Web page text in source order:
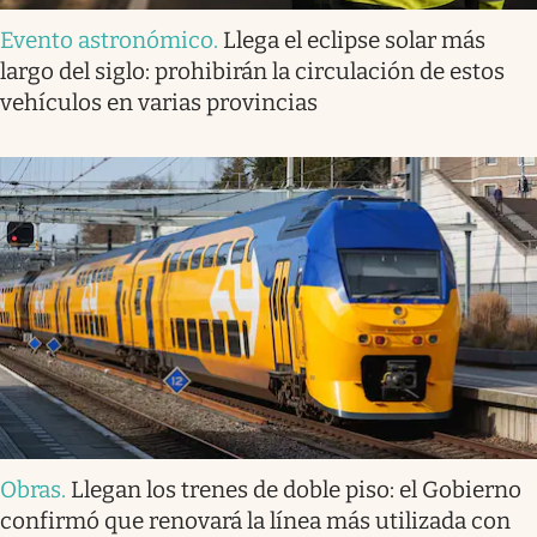
Evento astronómico. Llega el eclipse solar más
largo del siglo: prohibirán la circulación de estos
vehículos en varias provincias
Obras. Llegan los trenes de doble piso: el Gobierno
confirmó que renovará la línea más utilizada con